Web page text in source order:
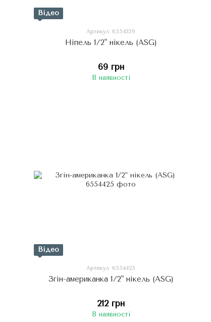
Відео
Артикул: 6554339
Ніпель 1/2" нікель (ASG)
69 грн
В наявності
Відео
Артикул: 6554425
Згін-американка 1/2" нікель (ASG)
212 грн
В наявності